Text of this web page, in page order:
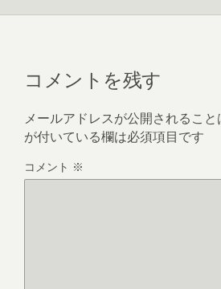
コメントを残す
メールアドレスが公開されること
が付いている欄は必須項目です
コメント ※